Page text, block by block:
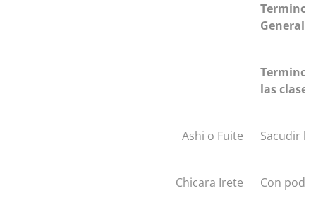
General
las clases
Ashi o Fuite Sacudir
Chicara Irete Con poder